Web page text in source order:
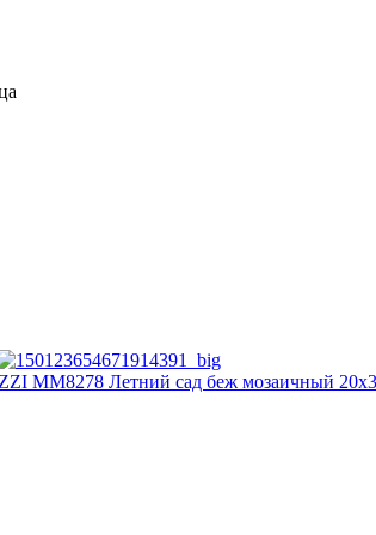
MM8278 Летний сад беж мозаичный